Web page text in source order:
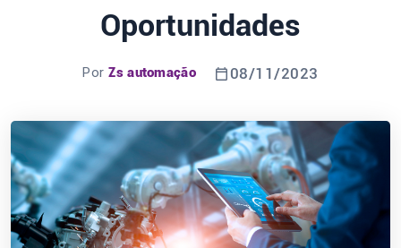
Oportunidades
PorZs automação 08/11/2023